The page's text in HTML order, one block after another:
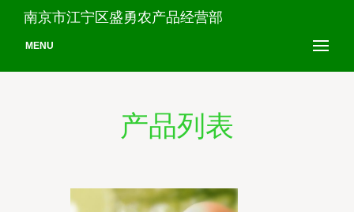
南京市江宁区盛勇农产品经营部
MENU
产品列表